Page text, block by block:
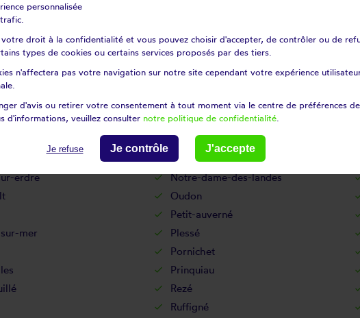
Le pouliguen
en-retz
Les sorinières
Marsac-sur-don
Mesquer
Montbert
Mouzeil
erdre
Notre-dame-des-landes
Oudon
Petit-auverné
mer
Plessé
Pornichet
Prinquiau
Rezé
Ruffigné
personnalisée
droit à la confidentialité et vous pouvez choisir d'accepter, de contrôler ou de
types de cookies ou certains services proposés par des tiers.
n'affectera pas votre navigation sur notre site cependant votre expérience
d'avis ou retirer votre consentement à tout moment via le centre de préférences
d'informations, veuillez consulter notre politique de confidentialité
Je refuse Je contrôle J'accepte